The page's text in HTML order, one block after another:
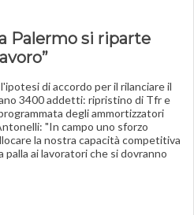
Palermo si riparte
di accordo per il rilanciare il
3400 addetti: ripristino di Tfr e
degli ammortizzatori
"In campo uno sforzo
la nostra capacità competitiva
palla ai lavoratori che si dovranno